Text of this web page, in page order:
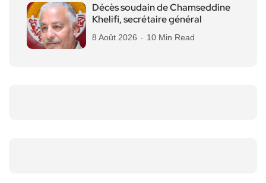
Décès soudain de Chamseddine
Khelifi, secrétaire général
8 Août 2026 10 Min Read